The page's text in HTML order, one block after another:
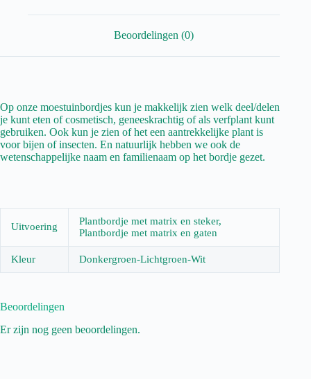
Beoordelingen (0)
Op onze moestuinbordjes kun je makkelijk zien welk deel/delen
je kunt eten of cosmetisch, geneeskrachtig of als verfplant kunt
gebruiken. Ook kun je zien of het een aantrekkelijke plant is
voor bijen of insecten. En natuurlijk hebben we ook de
wetenschappelijke naam en familienaam op het bordje gezet.
Uitvoering
Plantbordje met matrix en steker,
Plantbordje met matrix en gaten
Kleur Donkergroen-Lichtgroen-Wit
Beoordelingen
Er zijn nog geen beoordelingen.